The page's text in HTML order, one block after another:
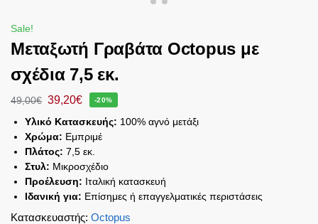
Sale!
Μεταξωτή Γραβάτα Octopus με
σχέδια 7,5 εκ.
49,00€ 39,20€ -20%
Υλικό Κατασκευής: 100% αγνό μετάξι
Χρώμα: Εμπριμέ
Πλάτος: 7,5 εκ.
Στυλ: Μικροσχέδιο
Προέλευση: Ιταλική κατασκευή
Ιδανική για: Επίσημες ή επαγγελματικές περιστάσεις
Κατασκευαστής: Octopus